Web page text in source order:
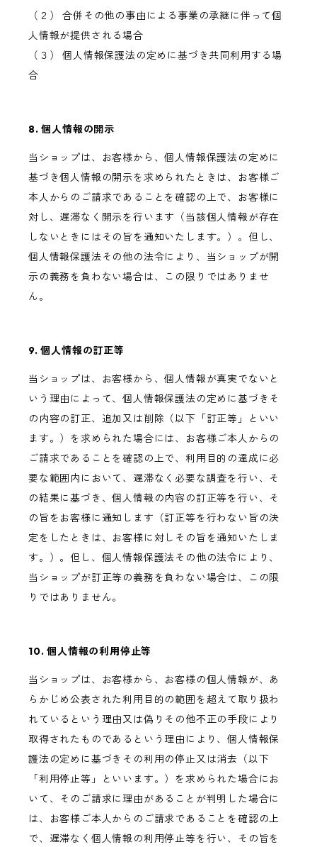
（２） 合併その他の事由による事業の承継に伴って個
人情報が提供される場合
（３） 個人情報保護法の定めに基づき共同利用する場
合
8. 個人情報の開示
当ショップは、お客様から、個人情報保護法の定めに
基づき個人情報の開示を求められたときは、お客様ご
本人からのご請求であることを確認の上で、お客様に
対し、遅滞なく開示を行います（当該個人情報が存在
しないときにはその旨を通知いたします。）。但し、
個人情報保護法その他の法令により、当ショップが開
示の義務を負わない場合は、この限りではありませ
ん。
9. 個人情報の訂正等
当ショップは、お客様から、個人情報が真実でないと
いう理由によって、個人情報保護法の定めに基づきそ
の内容の訂正、追加又は削除（以下「訂正等」といい
ます。）を求められた場合には、お客様ご本人からの
ご請求であることを確認の上で、利用目的の達成に必
要な範囲内において、遅滞なく必要な調査を行い、そ
の結果に基づき、個人情報の内容の訂正等を行い、そ
の旨をお客様に通知します（訂正等を行わない旨の決
定をしたときは、お客様に対しその旨を通知いたしま
す。）。但し、個人情報保護法その他の法令により、
当ショップが訂正等の義務を負わない場合は、この限
りではありません。
10. 個人情報の利用停止等
当ショップは、お客様から、お客様の個人情報が、あ
らかじめ公表された利用目的の範囲を超えて取り扱わ
れているという理由又は偽りその他不正の手段により
取得されたものであるという理由により、個人情報保
護法の定めに基づきその利用の停止又は消去（以下
「利用停止等」といいます。）を求められた場合にお
いて、そのご請求に理由があることが判明した場合に
は、お客様ご本人からのご請求であることを確認の上
で、遅滞なく個人情報の利用停止等を行い、その旨を